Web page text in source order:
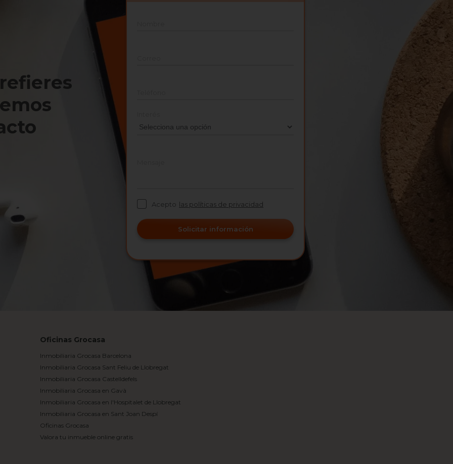
Acepto las políticas de privacidad
Solicitar información
Oficinas Grocasa
Inmobiliaria Grocasa Barcelona
Inmobiliaria Grocasa Sant Feliu de Llobregat
Inmobiliaria Grocasa Castelldefels
Inmobiliaria Grocasa en Gavà
Inmobiliaria Grocasa en l'Hospitalet de Llobregat
Inmobiliaria Grocasa en Sant Joan Despí
Oficinas Grocasa
Valora tu inmueble online gratis